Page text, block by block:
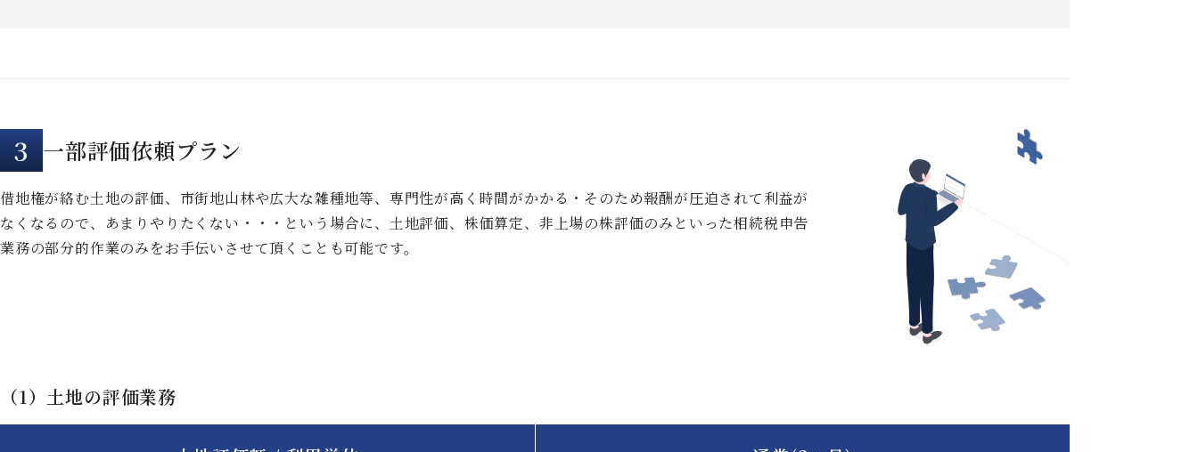
3 一部評価依頼プラン
借地権が絡む土地の評価、市街地山林や広大な雑種地等、専門性が高く時間がかかる・そのため報酬が圧迫されて利益が
なくなるので、あまりやりたくない・・・という場合に、土地評価、株価算定、非上場の株評価のみといった相続税申告
業務の部分的作業のみをお手伝いさせて頂くことも可能です。
（1）土地の評価業務